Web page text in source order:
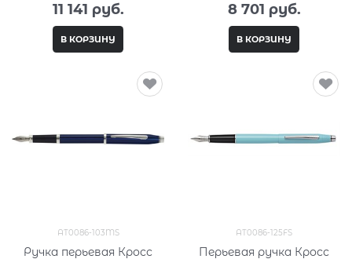
11 141 руб.
В КОРЗИНУ
8 701 руб.
В КОРЗИНУ
AT0086-103MS
Ручка перьевая Кросс
AT0086-125FS
Перьевая ручка Кросс